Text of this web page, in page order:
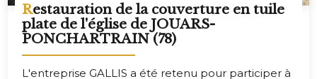
Restauration de la couverture en tuile
plate de l'église de JOUARS-
PONCHARTRAIN (78)
L'entreprise GALLIS a été retenu pour participer à